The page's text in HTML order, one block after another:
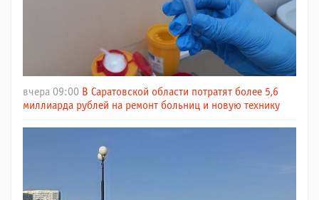
вчера 09:00 В Саратовской области потратят более 5,6
миллиарда рублей на ремонт больниц и новую технику